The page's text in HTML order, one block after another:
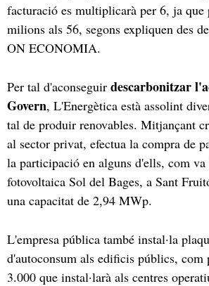
facturació es multiplicarà per 6, ja que
milions als 56, segons expliquen des
ON ECONOMIA.
Per tal d'aconseguir descarbonitzar
Govern, L'Energètica està assolint
tal de produir renovables. Mitjançant
al sector privat, efectua la compra de
la participació en alguns d'ells, com
fotovoltaica Sol del Bages, a Sant
una capacitat de 2,94 MWp.
L'empresa pública també instal·la
d'autoconsum als edificis públics, com
3.000 que instal·larà als centres